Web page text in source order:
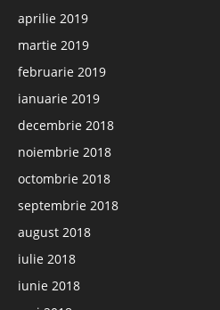
aprilie 2019
martie 2019
februarie 2019
ianuarie 2019
decembrie 2018
noiembrie 2018
octombrie 2018
septembrie 2018
august 2018
iulie 2018
iunie 2018